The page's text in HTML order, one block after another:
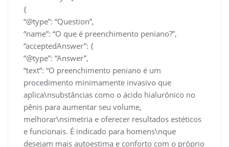
{
“@type”: “Question”,
“name”: “O que é preenchimento peniano?”,
“acceptedAnswer”: {
“@type”: “Answer”,
“text”: “O preenchimento peniano é um
procedimento minimamente invasivo que
aplica\nsubstâncias como o ácido hialurônico no
pênis para aumentar seu volume,
melhorar\nsimetria e oferecer resultados estéticos
e funcionais. É indicado para homens\nque
desejam mais autoestima e conforto com o próprio